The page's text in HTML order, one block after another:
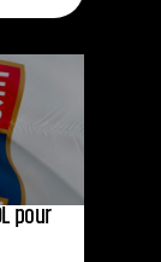
pour